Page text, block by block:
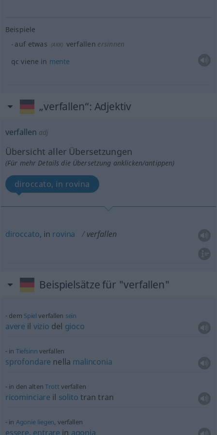
Beispiele
auf etwas (AKK) verfallen ersinnen
qc viene in mente
„verfallen“: Adjektiv
verfallen adj
Übersicht aller Übersetzungen
(Für mehr Details die Übersetzung anklicken/antippen)
diroccato, in rovina
diroccato, in rovina verfallen
Beispielsätze für "verfallen"
dem Spiel verfallen sein
avere il vizio del gioco
in Tiefsinn verfallen
sprofondare nella malinconia
in den altenTrott verfallen
ricominciare il solito tran tran
in Agonie liegen, verfallen
essere, entrare in agonia